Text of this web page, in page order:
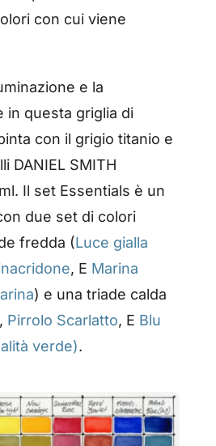
con cui viene
e la
in questa griglia di
con il grigio titanio e
DANIEL SMITH
Il set Essentials è un
due set di colori
fredda (Luce gialla
, E Marina
) e una triade calda
, Pirrolo Scarlatto, E Blu
verde).